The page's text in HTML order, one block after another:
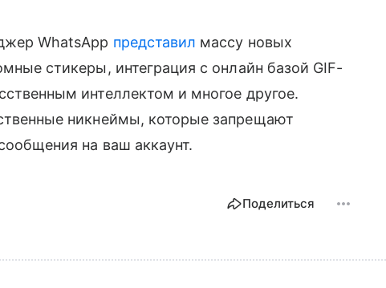
WhatsApp представил массу новых
стикеры, интеграция с онлайн базой GIF-
интеллектом и многое другое.
никнеймы, которые запрещают
на ваш аккаунт.
Поделиться